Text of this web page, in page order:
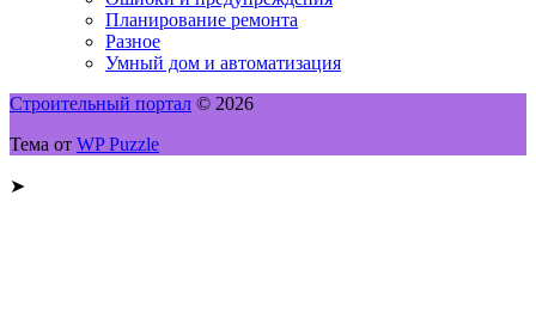
Планирование ремонта
Разное
Умный дом и автоматизация
Строительный портал © 2026
Тема от WP Puzzle
➤